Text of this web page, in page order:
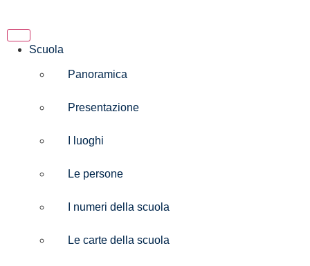
Scuola
Panoramica
Presentazione
I luoghi
Le persone
I numeri della scuola
Le carte della scuola